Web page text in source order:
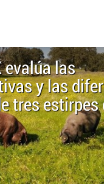
evalúa las
y las
tres estirpes